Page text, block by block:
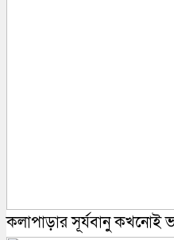
কলাপাড়ার সূর্যবানু কখনোই